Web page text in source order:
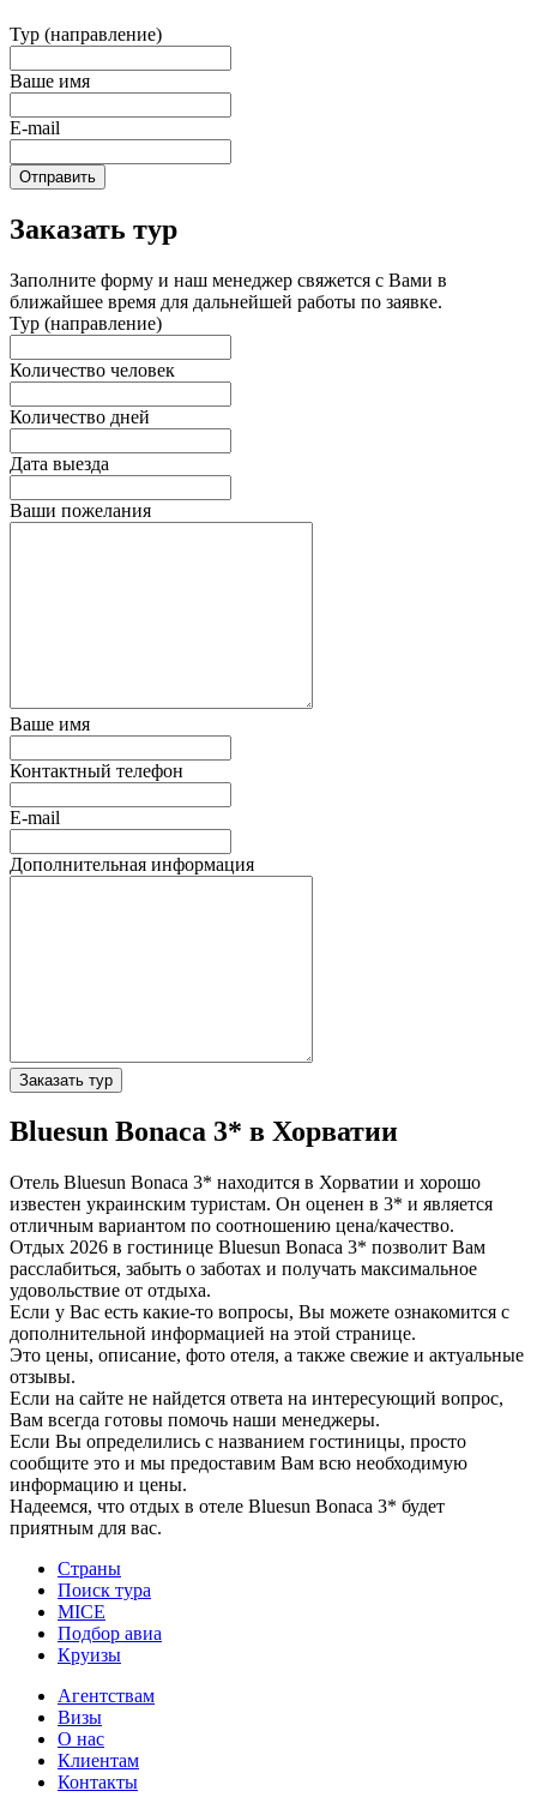
Тур (направление)
Ваше имя
E-mail
Отправить
Заказать тур
Заполните форму и наш менеджер свяжется с Вами в
ближайшее время для дальнейшей работы по заявке.
Тур (направление)
Количество человек
Количество дней
Дата выезда
Ваши пожелания
Ваше имя
Контактный телефон
E-mail
Дополнительная информация
Заказать тур
Bluesun Bonaca 3* в Хорватии
Отель Bluesun Bonaca 3* находится в Хорватии и хорошо
известен украинским туристам. Он оценен в 3* и является
отличным вариантом по соотношению цена/качество.
Отдых 2026 в гостинице Bluesun Bonaca 3* позволит Вам
расслабиться, забыть о заботах и получать максимальное
удовольствие от отдыха.
Если у Вас есть какие-то вопросы, Вы можете ознакомится с
дополнительной информацией на этой странице.
Это цены, описание, фото отеля, а также свежие и актуальные
отзывы.
Если на сайте не найдется ответа на интересующий вопрос,
Вам всегда готовы помочь наши менеджеры.
Если Вы определились с названием гостиницы, просто
сообщите это и мы предоставим Вам всю необходимую
информацию и цены.
Надеемся, что отдых в отеле Bluesun Bonaca 3* будет
приятным для вас.
Страны
Поиск тура
MICE
Подбор авиа
Круизы
Агентствам
Визы
О нас
Клиентам
Контакты